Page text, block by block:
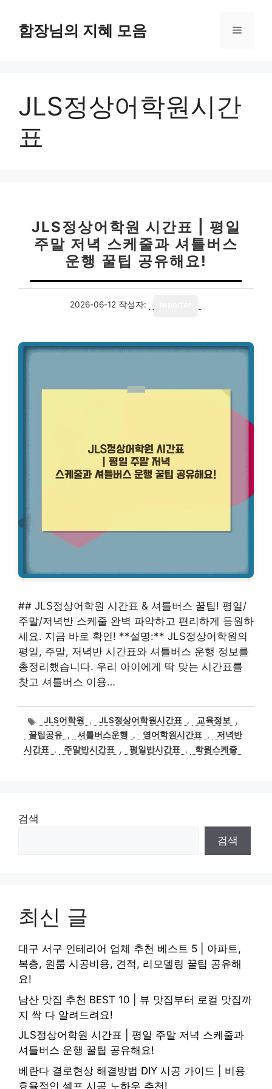
함장님의 지혜 모음 메
JLS정상어학원시간
표
JLS정상어학원 시간표 | 평일
주말 저녁 스케줄과 셔틀버스
운행 꿀팁 공유해요!
2026-06-12 작성자:
## JLS정상어학원 시간표 & 셔틀버스 꿀팁! 평일/
주말/저녁반 스케줄 완벽 파악하고 편리하게 등원하
세요. 지금 바로 확인! **설명:** JLS정상어학원의
평일, 주말, 저녁반 시간표와 셔틀버스 운행 정보를
총정리했습니다. 우리 아이에게 딱 맞는 시간표를
찾고 셔틀버스 이용…
태
그
JLS어학원 , JLS정상어학원시간표 , 교육정보
,
꿀팁공유 , 셔틀버스운행 , 영어학원시간표 ,
저녁반
시간표
, 주말반시간표 , 평일반시간표 , 학원스케줄
검색
검색
최신 글
대구 서구 인테리어 업체 추천 베스트 5 | 아파트,
복층, 원룸 시공비용, 견적, 리모델링 꿀팁 공유해
요!
남산 맛집 추천 BEST 10 | 뷰 맛집부터 로컬 맛집까
지 싹 다 알려드려요!
JLS정상어학원 시간표 | 평일 주말 저녁 스케줄과
셔틀버스 운행 꿀팁 공유해요!
베란다 결로현상 해결방법 DIY 시공 가이드 | 비용
효율적인 셀프 시공 노하우 추천!